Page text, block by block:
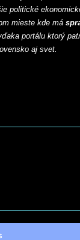
politické
mieste kde má
portálu ktorý
aj svet.